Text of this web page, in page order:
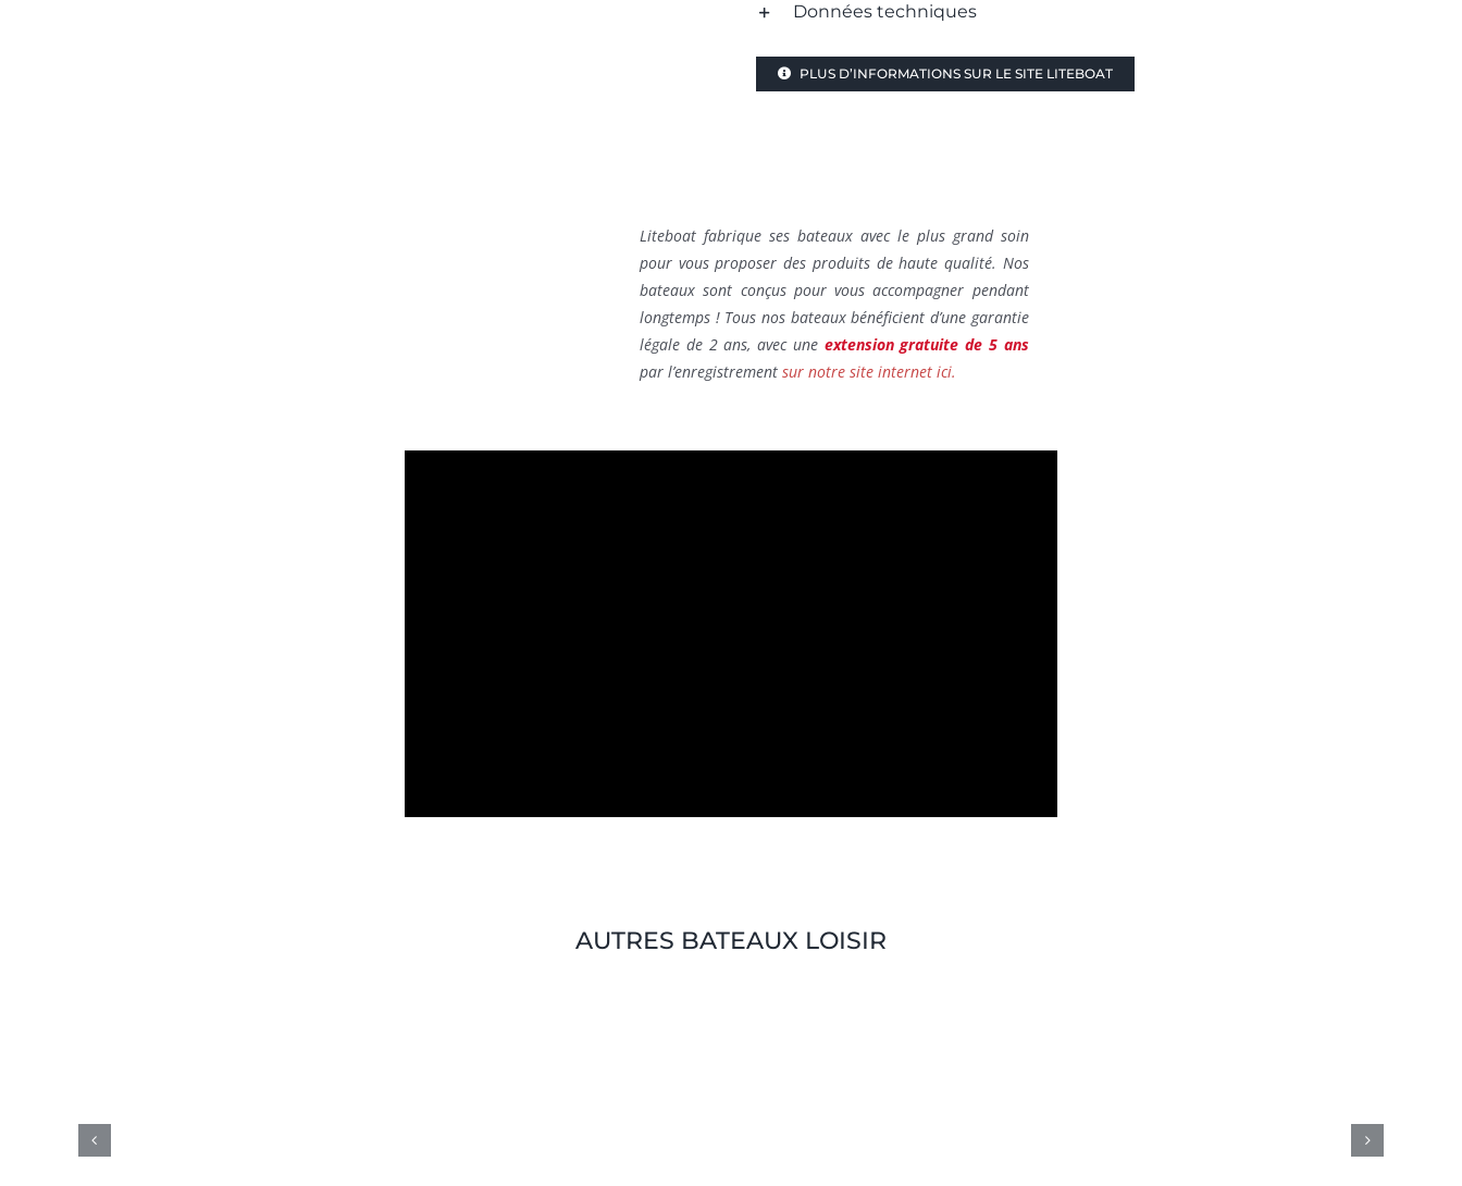
Données techniques
PLUS D’INFORMATIONS SUR LE SITE LITEBOAT
Liteboat fabrique ses bateaux avec le plus grand soin
pour vous proposer des produits de haute qualité. Nos
bateaux sont conçus pour vous accompagner pendant
longtemps ! Tous nos bateaux bénéficient d’une garantie
légale de 2 ans, avec une extension gratuite de 5 ans
par l’enregistrementsur notre site internet ici.
AUTRES BATEAUX LOISIR